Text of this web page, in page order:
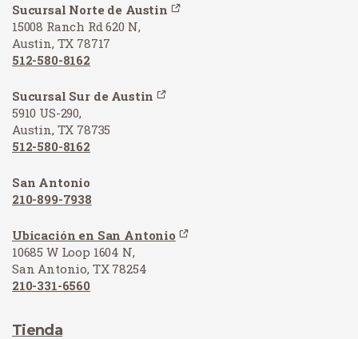
Sucursal Norte de Austin
15008 Ranch Rd 620 N,
Austin, TX 78717
512-580-8162
Sucursal Sur de Austin
5910 US-290,
Austin, TX 78735
512-580-8162
San Antonio
210-899-7938
Ubicación en San Antonio
10685 W Loop 1604 N,
San Antonio, TX 78254
210-331-6560
Tienda